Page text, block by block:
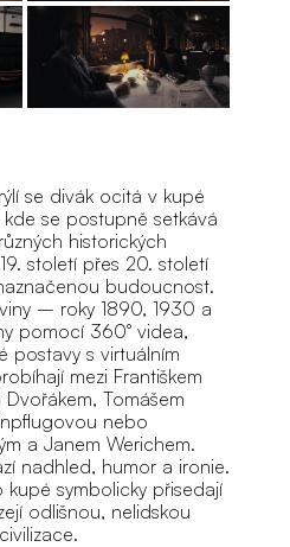
se divák ocitá v kupé
se postupně setkává
historických
století přes 20. století
budoucnost.
– roky 1890, 1930 a
pomocí 360° videa,
postavy s virtuálním
mezi Františkem
Tomášem
nebo
a Janem Werichem.
nadhled, humor a ironie.
symbolicky přisedají
odlišnou, nelidskou